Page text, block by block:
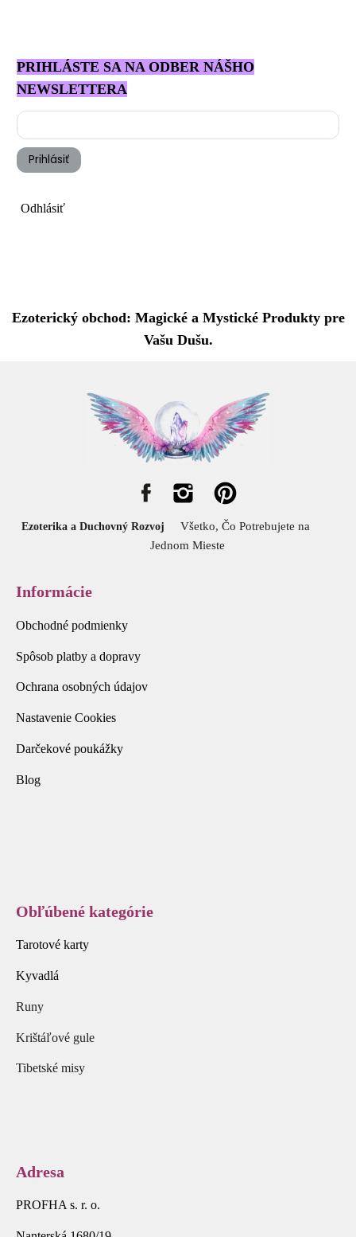
PRIHLÁSTE SA NA ODBER NÁŠHO
NEWSLETTERA
Prihlásiť
Odhlásiť
Ezoterický obchod: Magické a Mystické Produkty pre
Vašu Dušu.
Ezoterika a Duchovný Rozvoj
Všetko, Čo Potrebujete na
Jednom Mieste
Informácie
Obchodné podmienky
Spôsob platby a dopravy
Ochrana osobných údajov
Nastavenie Cookies
Darčekové poukážky
Blog
Obľúbené kategórie
Tarotové karty
Kyvadlá
Runy
Krištáľové gule
Tibetské misy
Adresa
PROFHA s. r. o.